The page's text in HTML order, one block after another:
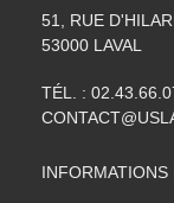
51, RUE
53000 LAVAL
TÉL. :
INFORMATIONS